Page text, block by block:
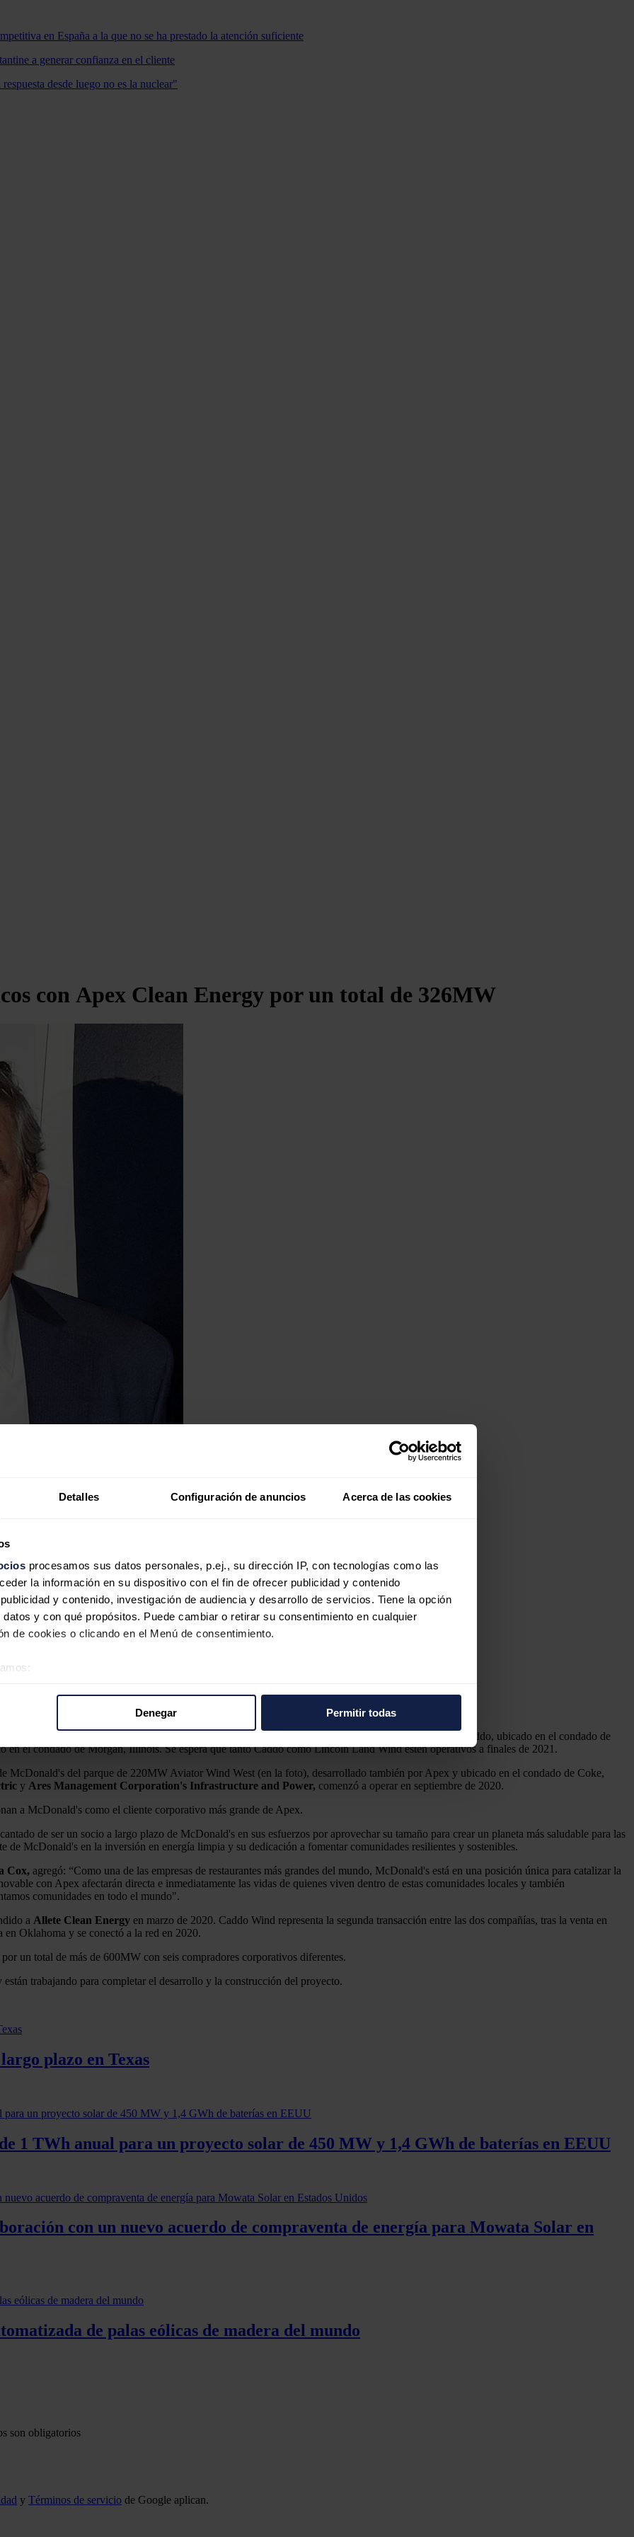
Detalles Configuración de anuncios Acerca de las cookies
procesamos sus datos personales, p.ej., su dirección IP, con tecnologías como las
la información en su dispositivo con el fin de ofrecer publicidad y contenido
y contenido, investigación de audiencia y desarrollo de servicios. Tiene la opción
y con qué propósitos. Puede cambiar o retirar su consentimiento en cualquier
de cookies o clicando en el Menú de consentimiento.
usan para personalizar el contenido y los anuncios, ofrecer funciones de redes sociales
información sobre el uso que haga del sitio web con nuestros partners de
web, quienes pueden combinarla con otra información que les haya proporcionado o
Denegar Permitir todas
en España a la que no se ha prestado la atención suficiente
a generar confianza en el cliente
desde luego no es la nuclear"
con Apex Clean Energy por un total de 326MW
un total de 326MW
PPA con McDonald's por un total de 326MW.
McDonald's comprará 200MW del parque eólico Caddo, ubicado en el condado de
el condado de Morgan, Illinois. Se espera que tanto Caddo como Lincoln Land Wind estén operativos a finales de 2021.
McDonald's del parque de 220MW Aviator Wind West (en la foto), desarrollado también por Apex y ubicado en el condado de Coke,
y Ares Management Corporation's Infrastructure and Power, comenzó a operar en septiembre de 2020.
a McDonald's como el cliente corporativo más grande de Apex.
de ser un socio a largo plazo de McDonald's en sus esfuerzos por aprovechar su tamaño para crear un planeta más saludable para las
de McDonald's en la inversión en energía limpia y su dedicación a fomentar comunidades resilientes y sostenibles.
Cox, agregó: “Como una de las empresas de restaurantes más grandes del mundo, McDonald's está en una posición única para catalizar la
con Apex afectarán directa e inmediatamente las vidas de quienes viven dentro de estas comunidades locales y también
comunidades en todo el mundo".
a Allete Clean Energy en marzo de 2020. Caddo Wind representa la segunda transacción entre las dos compañías, tras la venta en
Oklahoma y se conectó a la red en 2020.
un total de más de 600MW con seis compradores corporativos diferentes.
trabajando para completar el desarrollo y la construcción del proyecto.
plazo en Texas
1 TWh anual para un proyecto solar de 450 MW y 1,4 GWh de baterías en EEUU
con un nuevo acuerdo de compraventa de energía para Mowata Solar en
de palas eólicas de madera del mundo
son obligatorios
y Términos de servicio de Google aplican.